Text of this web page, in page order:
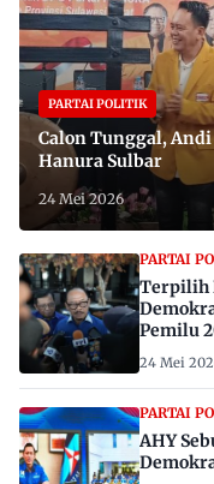
PARTAI POLITIK
Calon Tunggal,
Hanura Sulbar
24 Mei 2026
PARTAI
Terpilih
Pemilu
24 Mei
PARTAI
AHY